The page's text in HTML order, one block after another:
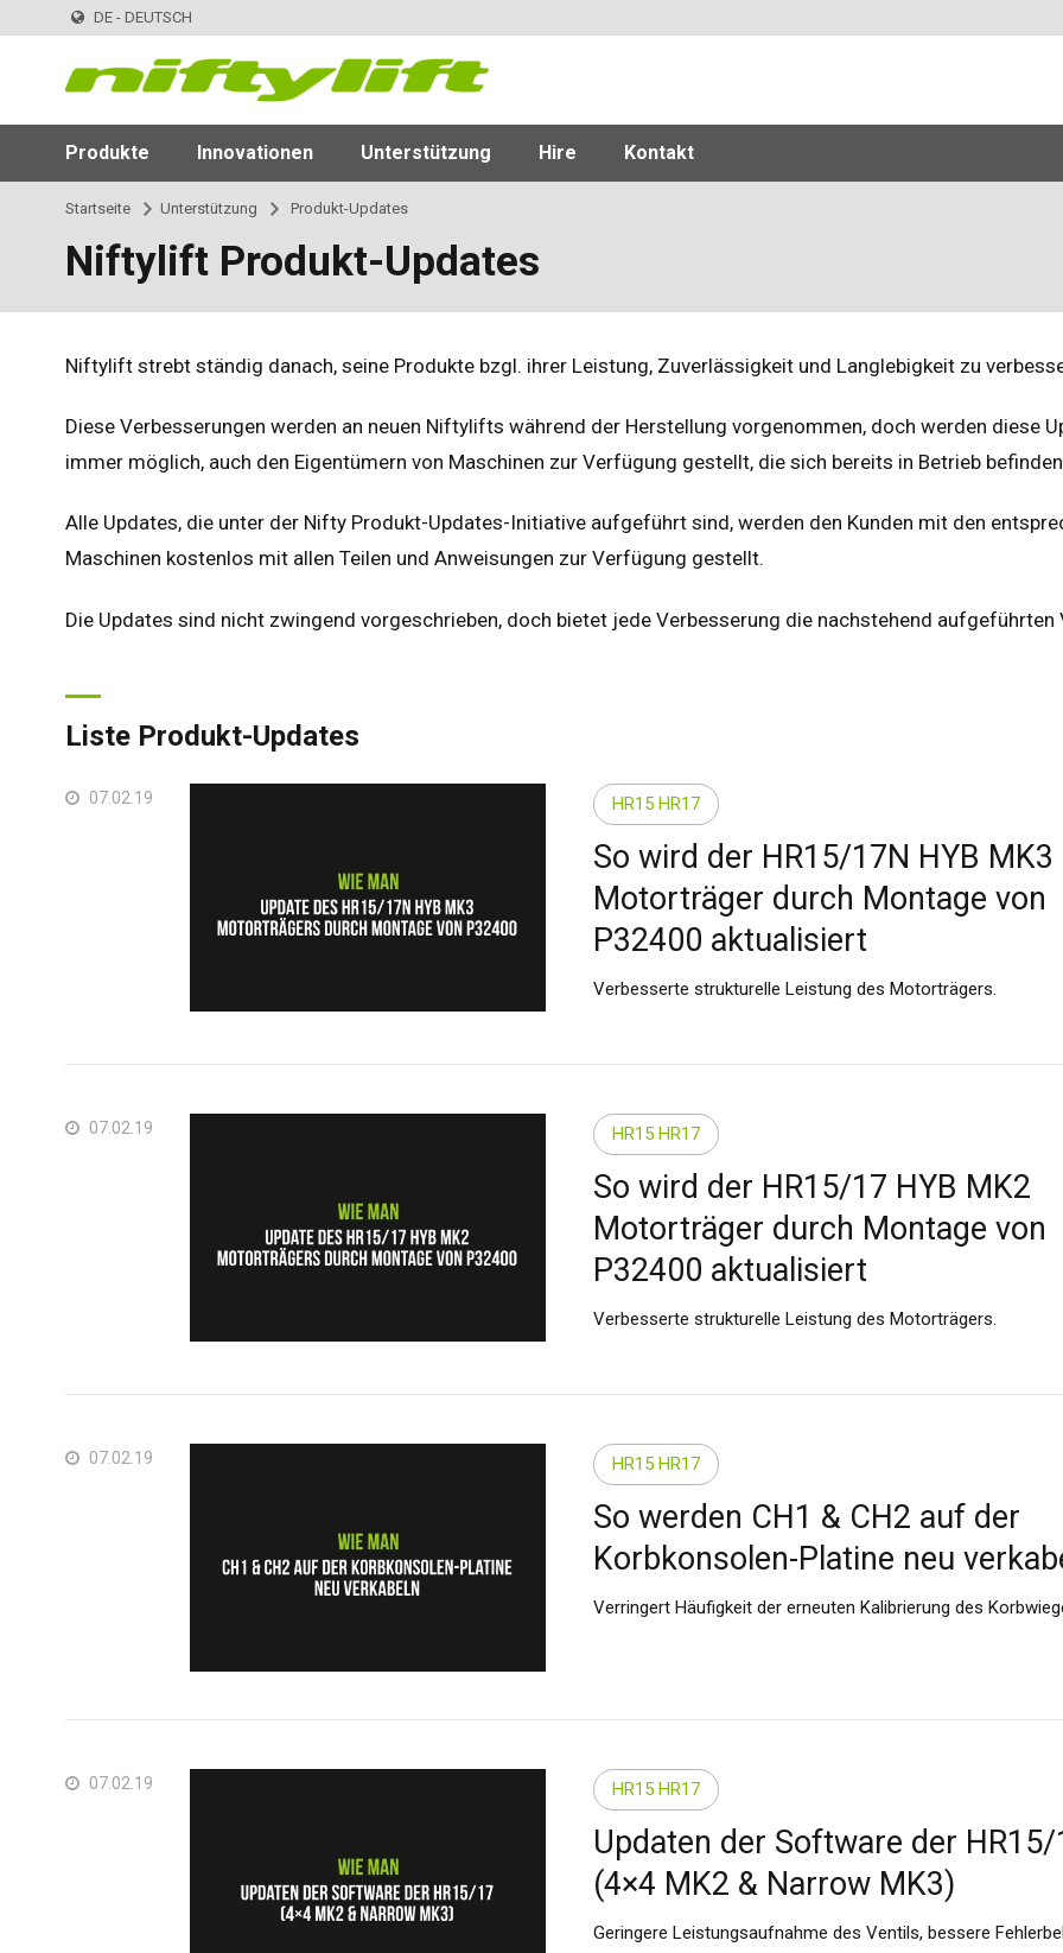
DE - DEUTSCH
Produkte Innovationen Unterstützung Hire Kontakt
Startseite Unterstützung Produkt-Updates
Niftylift Produkt-Updates
Niftylift strebt ständig danach, seine Produkte bzgl. ihrer Leistung, Zuverlässigkeit und Langlebigkeit zu
Diese Verbesserungen werden an neuen Niftylifts während der Herstellung vorgenommen, doch werden diese
immer möglich, auch den Eigentümern von Maschinen zur Verfügung gestellt, die sich bereits in Betrieb
Alle Updates, die unter der Nifty Produkt-Updates-Initiative aufgeführt sind, werden den Kunden mit den
Maschinen kostenlos mit allen Teilen und Anweisungen zur Verfügung gestellt.
Die Updates sind nicht zwingend vorgeschrieben, doch bietet jede Verbesserung die nachstehend aufgeführten
Liste Produkt-Updates
07.02.19 HR15 HR17
So wird der HR15/17N HYB MK3
Motorträger durch Montage von
P32400 aktualisiert
Verbesserte strukturelle Leistung des Motorträgers.
07.02.19 HR15 HR17
So wird der HR15/17 HYB MK2
Motorträger durch Montage von
P32400 aktualisiert
Verbesserte strukturelle Leistung des Motorträgers.
07.02.19 HR15 HR17
So werden CH1 & CH2 auf der
Korbkonsolen-Platine neu
Verringert Häufigkeit der erneuten Kalibrierung des
07.02.19 HR15 HR17
Updaten der Software der
(4×4 MK2 & Narrow MK3)
Geringere Leistungsaufnahme des Ventils, bessere